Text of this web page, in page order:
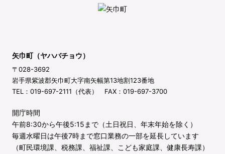
矢巾町（ヤハバチョウ）
〒028-3692
岩手県紫波郡矢巾町大字南矢幅第13地割123番地
TEL：019-697-2111（代表） FAX：019-697-3700
開庁時間
午前8:30から午後5:15まで（土日祝日、年末年始を除く）
毎週水曜日は午後7時まで窓口業務の一部を延長しています
（町民環境課、税務課、福祉課、こども家庭課、健康長寿課）